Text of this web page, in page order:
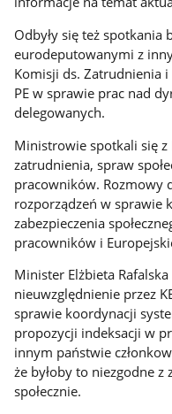
Odbyły się też
eurodeputowanymi‎ z
Komisji ds. Zatrudnienia
PE w sprawie prac nad
delegowanych.
Ministrowie spotkali się z
zatrudnienia, spraw
pracowników. Rozmowy
rozporządzeń w sprawie
zabezpieczenia
pracowników i
Minister Elżbieta
nieuwzględnienie przez
sprawie koordynacji
propozycji indeksacji w
innym państwie
że byłoby to niezgodne
społecznie.